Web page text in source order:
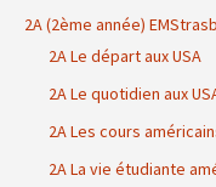
2A (2ème année)
2A Le départ aux USA
2A Le quotidien aux
2A Les cours
2A La vie étudiante